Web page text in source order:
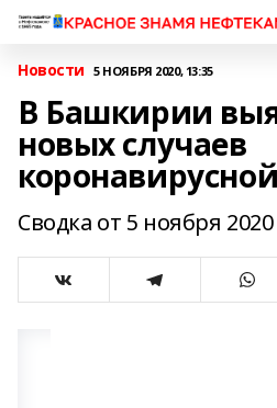
Новости 5 НОЯБРЯ 2020, 13:35
В Башкирии
новых случаев
Сводка от 5 ноября 2020